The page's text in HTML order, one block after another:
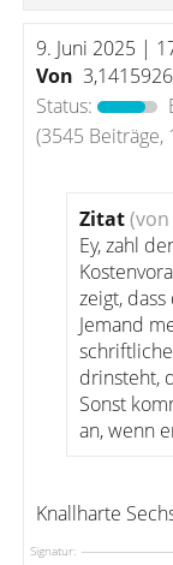
9. Juni 2025 |
Von
Status:
(3545
Zitat
Ey, zahl
zeigt,
Jemand
drinsteht,
Sonst
an, wenn
Knallharte
Signatur: